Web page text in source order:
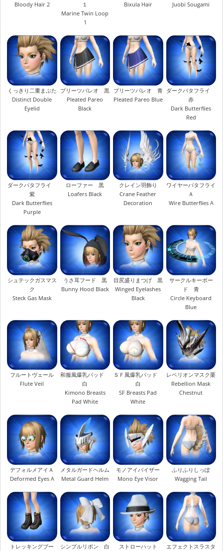
Bloody Hair 2
１
Marine Twin Loop
1
Bixula Hair
Juobi Sougami
くっきり二重まぶた
Distinct Double
Eyelid
プリーツパレオ 黒
Pleated Pareo
Black
プリーツパレオ 青
Pleated Pareo Blue
ダークバタフライ
赤
Dark Butterflies
Red
ダークバタフライ
紫
Dark Butterflies
Purple
ローファー 黒
Loafers Black
クレイン羽飾り
Crane Feather
Decoration
ワイヤーバタフライ
Ａ
Wire Butterflies A
シュテックガスマス
ク
Steck Gas Mask
うさ耳フード 黒
Bunny Hood Black
目尻盛りまつげ 黒
Winged Eyelashes
Black
サークルキーボー
ド 青
Circle Keyboard
Blue
フルートヴェール
Flute Veil
和服風爆乳パッド
白
Kimono Breasts
Pad White
ＳＦ風爆乳パッド
白
SF Breasts Pad
White
レベリオンマスク栗
Rebellion Mask
Chestnut
デフォルメアイＡ
Deformed Eyes A
メタルガードヘルム
Metal Guard Helm
モノアイバイザー
Mono Eye Visor
ふりふりしっぽ
Wagging Tail
トレッキングブー シンプルリボン 白 ストローハット エフェクトスラスタ